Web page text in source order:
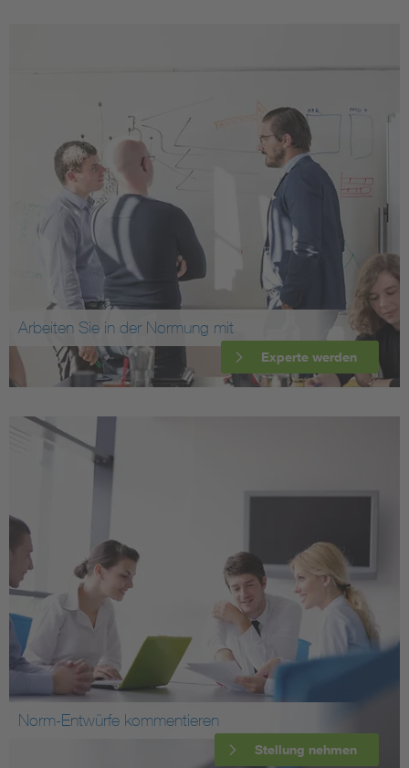
Arbeiten Sie in der Normung mit
Experte werden
Norm-Entwürfe kommentieren
Stellung nehmen